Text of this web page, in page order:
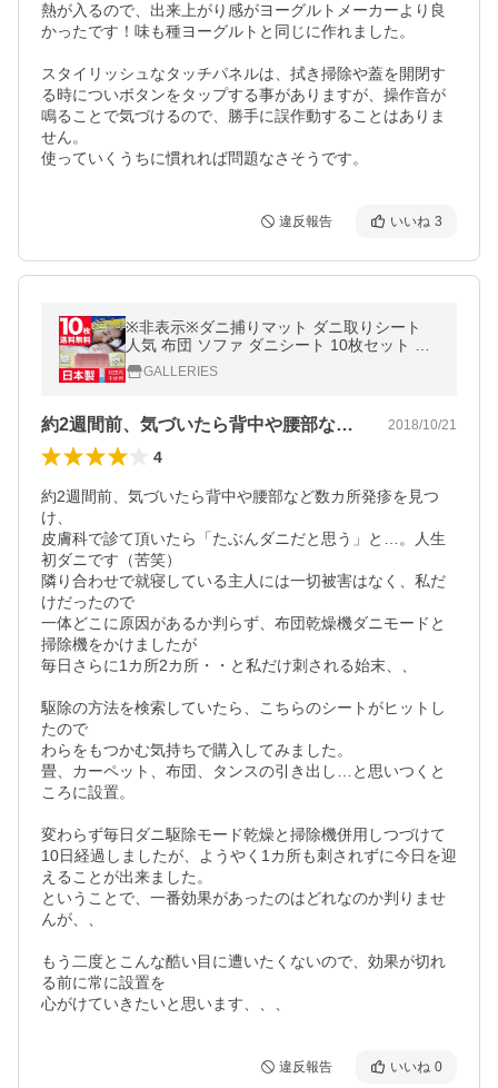
熱が入るので、出来上がり感がヨーグルトメーカーより良
かったです！味も種ヨーグルトと同じに作れました。
スタイリッシュなタッチパネルは、拭き掃除や蓋を開閉す
る時についボタンをタップする事がありますが、操作音が
鳴ることで気づけるので、勝手に誤作動することはありま
せん。
使っていくうちに慣れれば問題なさそうです。
違反報告 いいね 3
※非表示※ダニ捕りマット ダニ取りシート
人気 布団 ソファ ダニシート 10枚セット ダ
ニ退治シート ダニ取りマット １畳 まとめ買
い 殺虫剤不使用
GALLERIES
約2週間前、気づいたら背中や腰部など数… 2018/10/21
4
約2週間前、気づいたら背中や腰部など数カ所発疹を見つ
け、
皮膚科で診て頂いたら「たぶんダニだと思う」と…。人生
初ダニです（苦笑）
隣り合わせで就寝している主人には一切被害はなく、私だ
けだったので
一体どこに原因があるか判らず、布団乾燥機ダニモードと
掃除機をかけましたが
毎日さらに1カ所2カ所・・と私だけ刺される始末、、
駆除の方法を検索していたら、こちらのシートがヒットし
たので
わらをもつかむ気持ちで購入してみました。
畳、カーペット、布団、タンスの引き出し…と思いつくと
ころに設置。
変わらず毎日ダニ駆除モード乾燥と掃除機併用しつづけて
10日経過しましたが、ようやく1カ所も刺されずに今日を迎
えることが出来ました。
ということで、一番効果があったのはどれなのか判りませ
んが、、
もう二度とこんな酷い目に遭いたくないので、効果が切れ
る前に常に設置を
心がけていきたいと思います、、、
違反報告 いいね 0